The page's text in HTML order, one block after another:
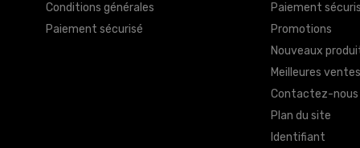
Conditions générales
Paiement sécurisé
Paiement
Promotions
Nouveaux
Meilleures ventes
Contactez-nous
Plan du site
Identifiant